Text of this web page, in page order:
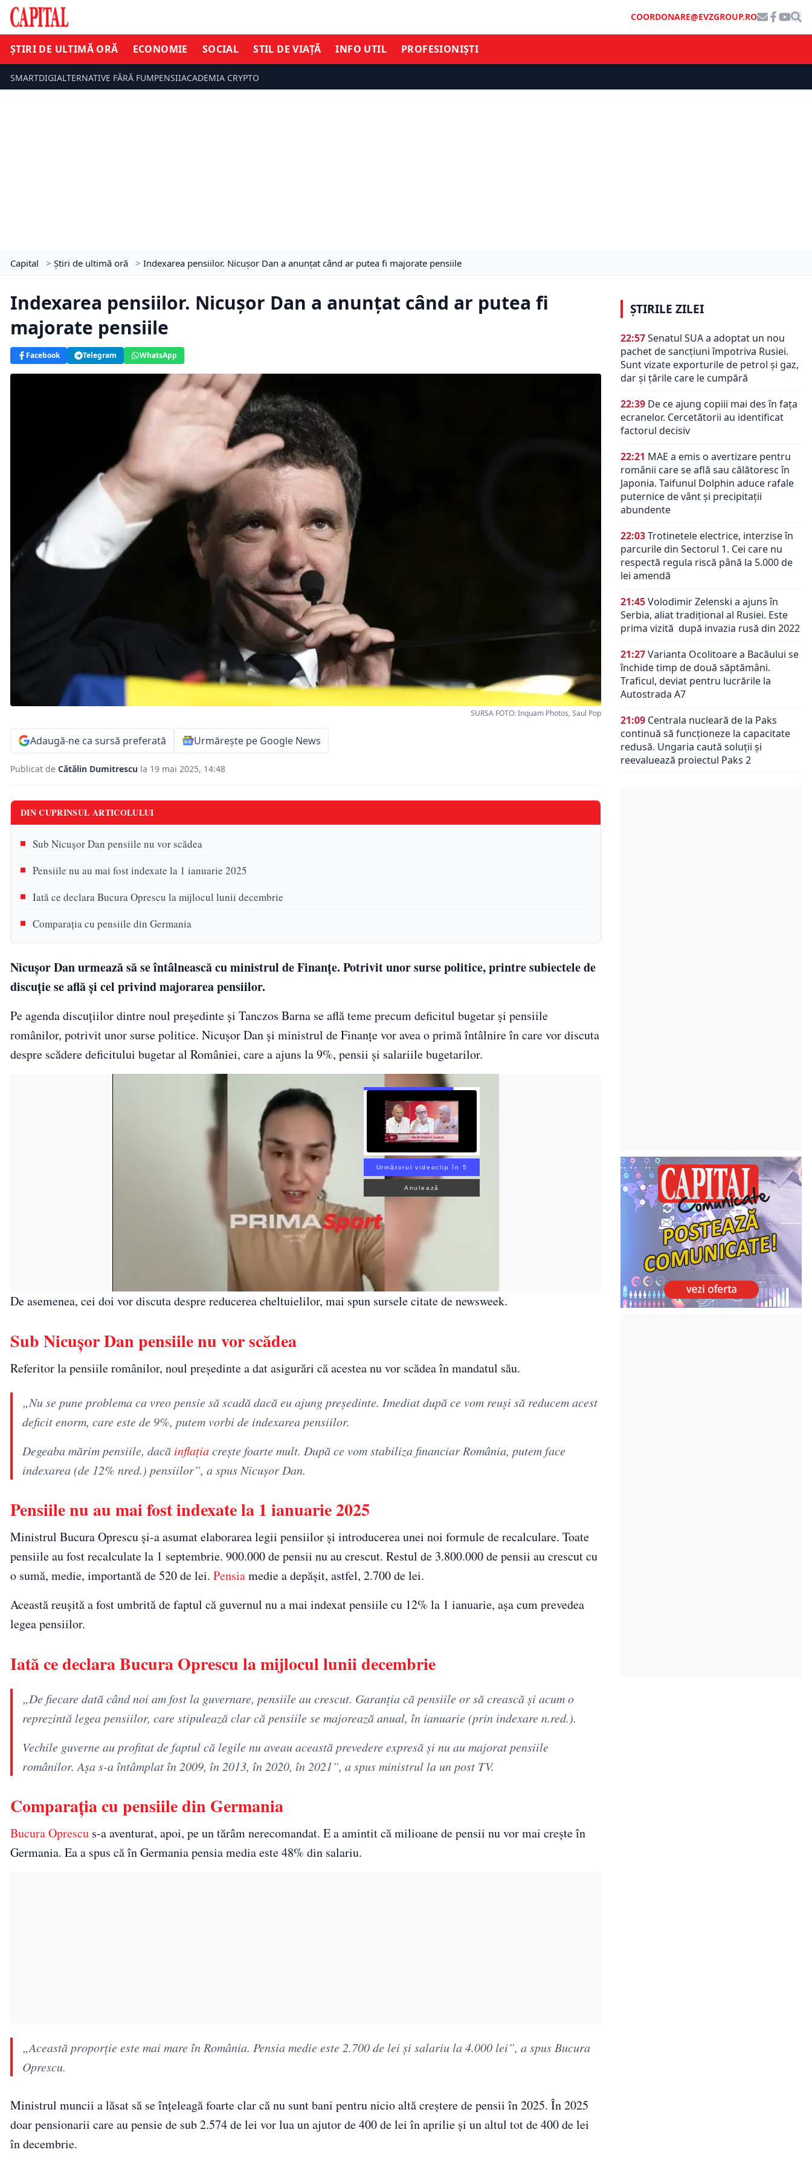
COORDONARE@EVZGROUP.RO
ȘTIRI DE ULTIMĂ ORĂ ECONOMIE SOCIAL STIL DE VIAȚĂ INFO UTIL PROFESIONIȘTI
SMARTDIGIALTERNATIVE FĂRĂ FUMPENSIIACADEMIA CRYPTO
Capital > Știri de ultimă oră > Indexarea pensiilor. Nicușor Dan a anunțat când ar putea fi majorate pensiile
Indexarea pensiilor. Nicușor Dan a anunțat când ar putea fi
majorate pensiile
Facebook Telegram WhatsApp
SURSA FOTO: Inquam Photos, Saul Pop
Adaugă-ne ca sursă preferată Urmărește pe Google News
Publicat de Cătălin Dumitrescu la 19 mai 2025, 14:48
DIN CUPRINSUL ARTICOLULUI
Sub Nicușor Dan pensiile nu vor scădea
Pensiile nu au mai fost indexate la 1 ianuarie 2025
Iată ce declara Bucura Oprescu la mijlocul lunii decembrie
Comparația cu pensiile din Germania
Nicușor Dan urmează să se întâlnească cu ministrul de Finanțe. Potrivit unor surse politice, printre subiectele de
discuție se află și cel privind majorarea pensiilor.
Pe agenda discuțiilor dintre noul președinte și Tanczos Barna se află teme precum deficitul bugetar și pensiile
românilor, potrivit unor surse politice. Nicușor Dan și ministrul de Finanțe vor avea o primă întâlnire în care vor discuta
despre scădere deficitului bugetar al României, care a ajuns la 9%, pensii și salariile bugetarilor.
Următorul videoclip în 3
Anulează
De asemenea, cei doi vor discuta despre reducerea cheltuielilor, mai spun sursele citate de newsweek.
Sub Nicușor Dan pensiile nu vor scădea
Referitor la pensiile românilor, noul președinte a dat asigurări că acestea nu vor scădea în mandatul său.
„Nu se pune problema ca vreo pensie să scadă dacă eu ajung președinte. Imediat după ce vom reuși să reducem acest
deficit enorm, care este de 9%, putem vorbi de indexarea pensiilor.
Degeaba mărim pensiile, dacă inflațiacrește foarte mult. După ce vom stabiliza financiar România, putem face
indexarea (de 12% nred.) pensiilor”, a spus Nicușor Dan.
Pensiile nu au mai fost indexate la 1 ianuarie 2025
Ministrul Bucura Oprescu și-a asumat elaborarea legii pensiilor și introducerea unei noi formule de recalculare. Toate
pensiile au fost recalculate la 1 septembrie. 900.000 de pensii nu au crescut. Restul de 3.800.000 de pensii au crescut cu
o sumă, medie, importantă de 520 de lei. Pensiamedie a depășit, astfel, 2.700 de lei.
Această reușită a fost umbrită de faptul că guvernul nu a mai indexat pensiile cu 12% la 1 ianuarie, așa cum prevedea
legea pensiilor.
Iată ce declara Bucura Oprescu la mijlocul lunii decembrie
„De fiecare dată când noi am fost la guvernare, pensiile au crescut. Garanţia că pensiile or să crească şi acum o
reprezintă legea pensiilor, care stipulează clar că pensiile se majorează anual, în ianuarie (prin indexare n.red.).
Vechile guverne au profitat de faptul că legile nu aveau această prevedere expresă şi nu au majorat pensiile
românilor. Aşa s-a întâmplat în 2009, în 2013, în 2020, în 2021”, a spus ministrul la un post TV.
Comparația cu pensiile din Germania
Bucura Oprescu s-a aventurat, apoi, pe un tărâm nerecomandat. E a amintit că milioane de pensii nu vor mai crește în
Germania. Ea a spus că în Germania pensia media este 48% din salariu.
„Această proporție este mai mare în România. Pensia medie este 2.700 de lei și salariu la 4.000 lei”, a spus Bucura
Oprescu.
Ministrul muncii a lăsat să se înțeleagă foarte clar că nu sunt bani pentru nicio altă creștere de pensii în 2025. În 2025
doar pensionarii care au pensie de sub 2.574 de lei vor lua un ajutor de 400 de lei în aprilie și un altul tot de 400 de lei
în decembrie.
ȘTIRILE ZILEI
22:57Senatul SUA a adoptat un nou
pachet de sancțiuni împotriva Rusiei.
Sunt vizate exporturile de petrol și gaz,
dar și țările care le cumpără
22:39 De ce ajung copiii mai des în fața
ecranelor. Cercetătorii au identificat
factorul decisiv
22:21 MAE a emis o avertizare pentru
românii care se află sau călătoresc în
Japonia. Taifunul Dolphin aduce rafale
puternice de vânt și precipitații
abundente
22:03Trotinetele electrice, interzise în
parcurile din Sectorul 1. Cei care nu
respectă regula riscă până la 5.000 de
lei amendă
21:45Volodimir Zelenski a ajuns în
Serbia, aliat tradiţional al Rusiei. Este
prima vizită după invazia rusă din 2022
21:27Varianta Ocolitoare a Bacăului se
închide timp de două săptămâni.
Traficul, deviat pentru lucrările la
Autostrada A7
21:09 Centrala nucleară de la Paks
continuă să funcționeze la capacitate
redusă. Ungaria caută soluții și
reevaluează proiectul Paks 2